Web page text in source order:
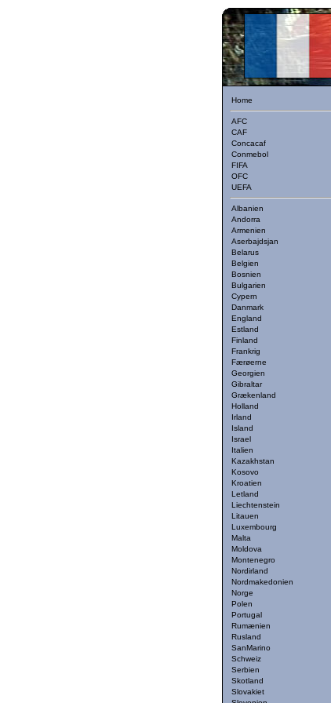
Home
AFC
CAF
Concacaf
Conmebol
FIFA
OFC
UEFA
Albanien
Andorra
Armenien
Aserbajdsjan
Belarus
Belgien
Bosnien
Bulgarien
Cypern
Danmark
England
Estland
Finland
Frankrig
Færøerne
Georgien
Gibraltar
Grækenland
Holland
Irland
Island
Israel
Italien
Kazakhstan
Kosovo
Kroatien
Letland
Liechtenstein
Litauen
Luxembourg
Malta
Moldova
Montenegro
Nordirland
Nordmakedonien
Norge
Polen
Portugal
Rumænien
Rusland
SanMarino
Schweiz
Serbien
Skotland
Slovakiet